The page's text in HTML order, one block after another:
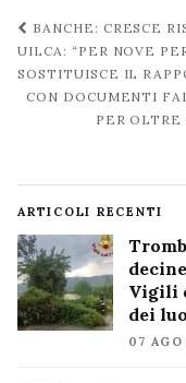
Navigazione
post
BANCHE: CRESCE
UILCA: “PER NOVE
SOSTITUISCE IL
CON DOCUMENTI
PER
ARTICOLI RECENTI
Vigili
dei
07